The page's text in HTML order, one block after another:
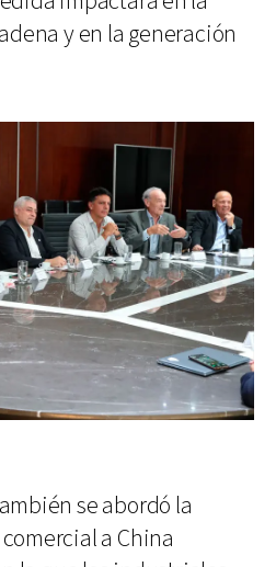
y en la generación
se abordó la
a China